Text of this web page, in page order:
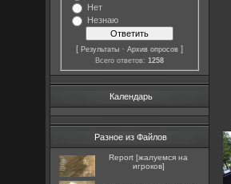
Нет
Незнаю
[Результаты ·Архив опросов ]
Всего ответов:1258
Календарь
Разное из Файлов
Report [жалуемся на
игроков]